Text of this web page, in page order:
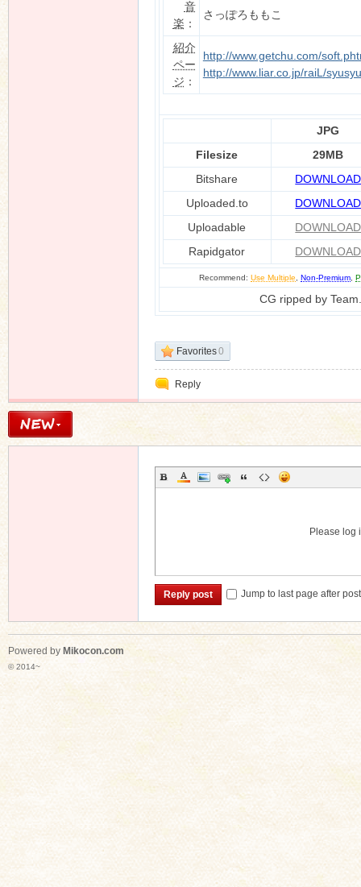
音
楽 ：
さっぽろももこ
紹介
ペー
ジ ：
http://www.getchu.com/
http://www.liar.co.jp/raiL/
JPG
Filesize
29MB
Bitshare
DOWNLOAD
Uploaded.to
DOWNLOAD
Uploadable
DOWNLOAD
Rapidgator
DOWNLOAD
Recommend:Use Multiple ,Non-Premium ,
CG ripped by
Favorites0
Reply
Please log
Reply post Jump to last page after
Powered by Mikocon.com
© 2014~